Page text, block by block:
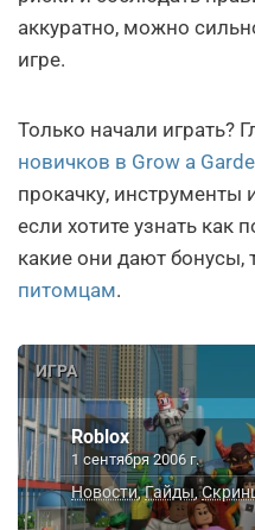
аккуратно, можно
игре.
Только начали играть?
новичков в Grow a
прокачку, инструменты
если хотите узнать как
какие они дают бонусы,
питомцам.
ИГРА
Roblox
1 сентября 2006 г.
Новости,Гайды,